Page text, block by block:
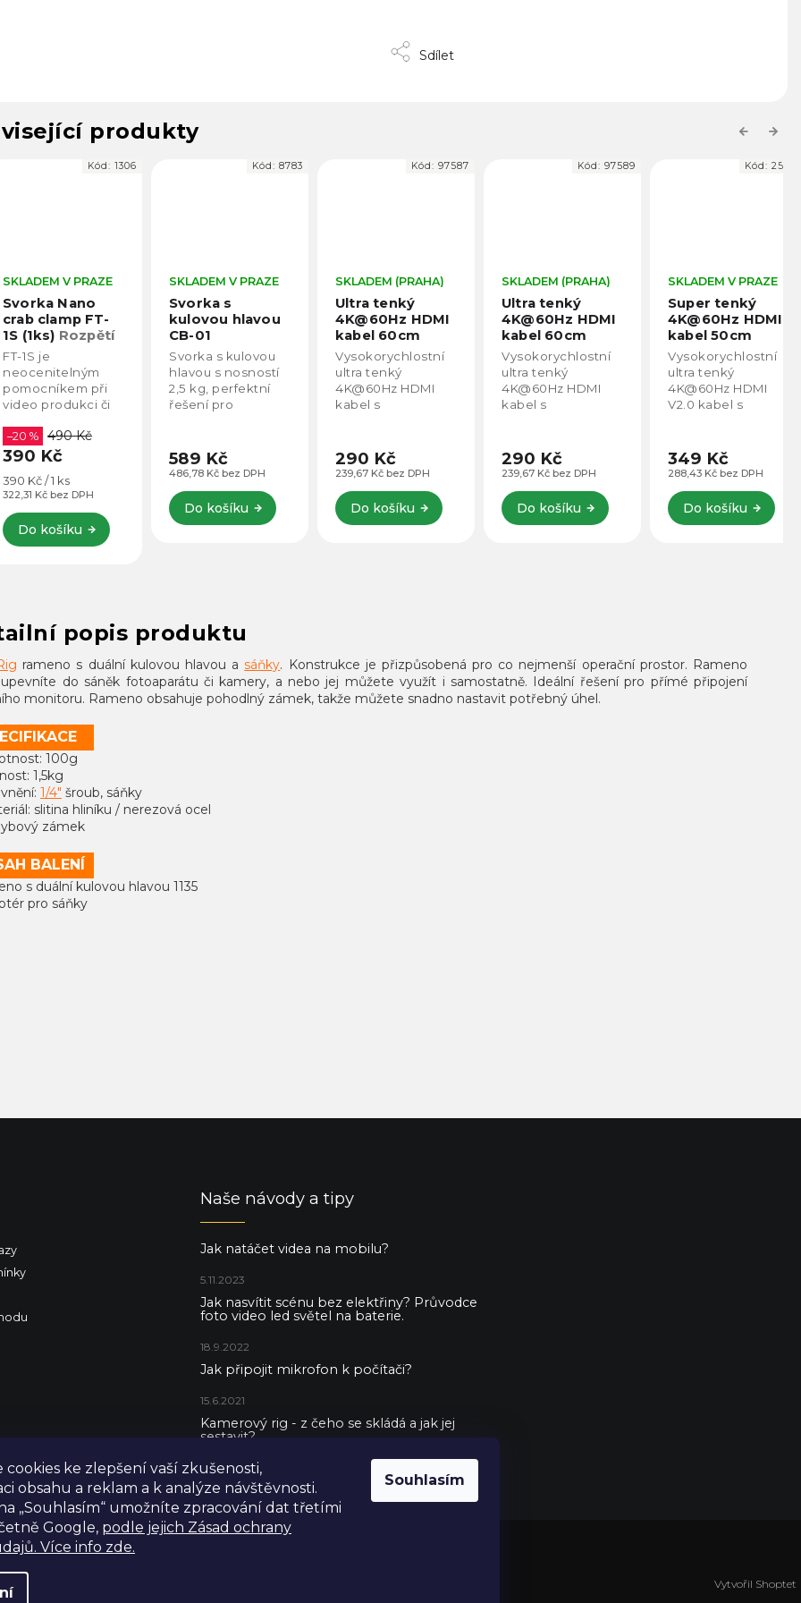
cookies ke zlepšení vaší zkušenosti,
obsahu a reklam a k analýze návštěvnosti.
„Souhlasím“ umožníte zpracování dat třetími
Google, podle jejich Zásad ochrany
Více info zde.
Souhlasím
Sdílet
produkty Previous
Nano
clamp FT-
Rozpětí
5cm
V PRAZE
Kč bez DPH
% 490 Kč
Kč
/ 1 ks
košíku
je
při
produkci či
design
umožňuje
v
rychlým a
1306
Svorka s
kulovou hlavou
CB-01
SKLADEM V PRAZE
486,78 Kč bez DPH
589 Kč
Do košíku
Svorka s kulovou
hlavou s nosností
2,5 kg, perfektní
řešení pro
příslušenství na
tyčové prvky.
8783
Ultra tenký
4K@60Hz HDMI
kabel 60cm
(miniHDMi-
HDMI)
SKLADEM (PRAHA)
239,67 Kč bez DPH
290 Kč
Do košíku
Vysokorychlostní
ultra tenký
4K@60Hz HDMI
kabel s
délkou 60cm (⌀
3mm).
97587
Ultra tenký
4K@60Hz HDMI
kabel 60cm
(microHDMI-
HDMI)
SKLADEM (PRAHA)
239,67 Kč bez DPH
290 Kč
Do košíku
Vysokorychlostní
ultra tenký
4K@60Hz HDMI
kabel s
délkou 60cm (⌀
3mm).
97589
Super tenký
4K@60Hz HDMI
kabel 50cm
(HDMI-HDMI)
Průměr pouze
3.0mm
SKLADEM V PRAZE
288,43 Kč bez DPH
349 Kč
Do košíku
Vysokorychlostní
ultra tenký
4K@60Hz HDMI
V2.0 kabel s
délkou 50cm (⌀
3mm).
25023
Next
popis produktu
rameno s duální kulovou hlavou asáňky. Konstrukce je přizpůsobená pro co nejmenší operační prostor. Rameno
do sáněk fotoaparátu či kamery, a nebo jej můžete využít i samostatně. Ideální řešení pro přímé připojení
monitoru. Rameno obsahuje pohodlný zámek, takže můžete snadno nastavit potřebný úhel.
100g
1,5kg
1/4" šroub, sáňky
slitina hliníku / nerezová ocel
zámek
BALENÍ
s duální kulovou hlavou 1135
pro sáňky
Naše návody a tipy
Jak natáčet videa na mobilu?
5.11.2023
Jak nasvítit scénu bez elektřiny? Průvodce
foto video led světel na baterie.
18.9.2022
Jak připojit mikrofon k počítači?
15.6.2021
Kamerový rig - z čeho se skládá a jak jej
sestavit?
5.5.2021
Vytvořil Shoptet